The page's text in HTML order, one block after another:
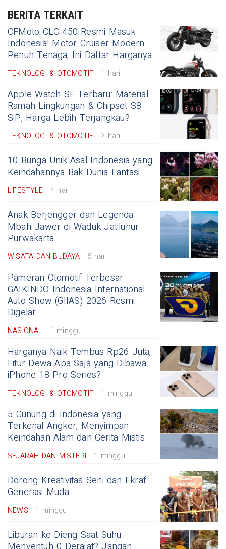
BERITA TERKAIT
CFMoto CLC 450 Resmi Masuk
Indonesia! Motor Cruiser Modern
Penuh Tenaga, Ini Daftar Harganya
TEKNOLOGI & OTOMOTIF 1 hari
Apple Watch SE Terbaru: Material
Ramah Lingkungan & Chipset S8
SiP, Harga Lebih Terjangkau?
TEKNOLOGI & OTOMOTIF 2 hari
10 Bunga Unik Asal Indonesia yang
Keindahannya Bak Dunia Fantasi
LIFESTYLE 4 hari
Anak Berjengger dan Legenda
Mbah Jawer di Waduk Jatiluhur
Purwakarta
WISATA DAN BUDAYA 5 hari
Pameran Otomotif Terbesar
GAIKINDO Indonesia International
Auto Show (GIIAS) 2026 Resmi
Digelar
NASIONAL 1 minggu
Harganya Naik Tembus Rp26 Juta,
Fitur Dewa Apa Saja yang Dibawa
iPhone 18 Pro Series?
TEKNOLOGI & OTOMOTIF 1 minggu
5 Gunung di Indonesia yang
Terkenal Angker, Menyimpan
Keindahan Alam dan Cerita Mistis
SEJARAH DAN MISTERI 1 minggu
Dorong Kreativitas Seni dan Ekraf
Generasi Muda
NEWS 1 minggu
Liburan ke Dieng Saat Suhu